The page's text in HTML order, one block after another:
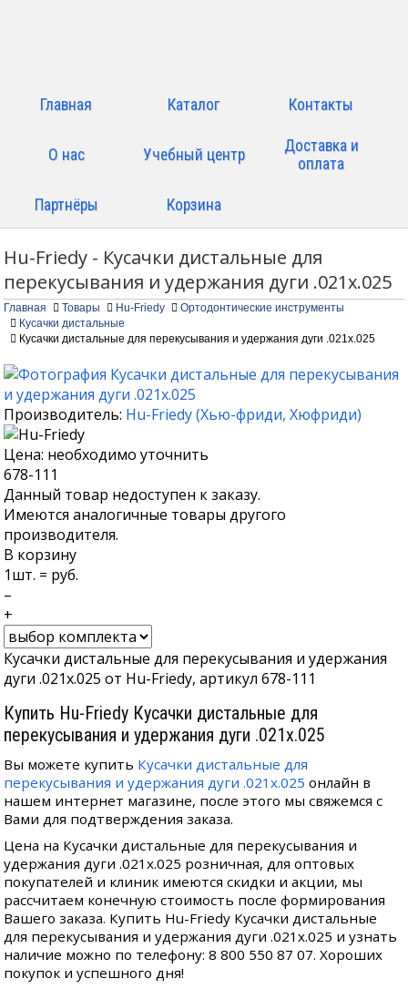
Главная Каталог Контакты
О нас Учебный центр
Доставка и
оплата
Партнёры Корзина
Hu-Friedy - Кусачки дистальные для
перекусывания и удержания дуги .021х.025
Главная Товары Hu-Friedy
Ортодонтические инструменты
Кусачки дистальные
Кусачки дистальные для перекусывания и удержания дуги .021х.025
Производитель: Hu-Friedy(Хью-фриди,Хюфриди)
Цена: необходимо уточнить
678-111
Данный товар недоступен к заказу.
Имеются аналогичные товары другого
производителя.
В корзину
1шт. = руб.
–
+
Кусачки дистальные для перекусывания и удержания
дуги .021х.025 от Hu-Friedy, артикул 678-111
Купить Hu-Friedy Кусачки дистальные для
перекусывания и удержания дуги .021х.025
Вы можете купить Кусачки дистальные для
перекусывания и удержания дуги .021х.025 онлайн в
нашем интернет магазине, после этого мы свяжемся с
Вами для подтверждения заказа.
Цена на Кусачки дистальные для перекусывания и
удержания дуги .021х.025 розничная, для оптовых
покупателей и клиник имеются скидки и акции, мы
рассчитаем конечную стоимость после формирования
Вашего заказа. Купить Hu-Friedy Кусачки дистальные
для перекусывания и удержания дуги .021х.025 и узнать
наличие можно по телефону: 8 800 550 87 07. Хороших
покупок и успешного дня!